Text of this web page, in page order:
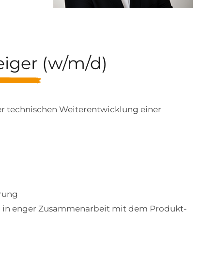
(w/m/d)
technischen Weiterentwicklung einer
enger Zusammenarbeit mit dem Produkt-